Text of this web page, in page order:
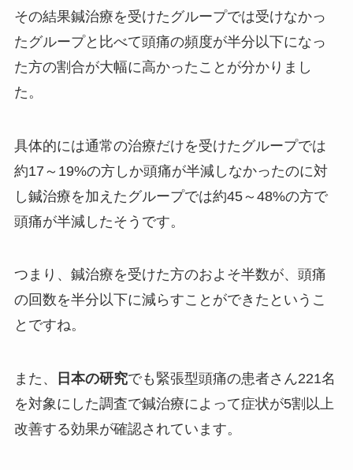
その結果鍼治療を受けたグループでは受けなかっ
たグループと比べて頭痛の頻度が半分以下になっ
た方の割合が大幅に高かったことが分かりまし
た。
具体的には通常の治療だけを受けたグループでは
約17～19%の方しか頭痛が半減しなかったのに対
し鍼治療を加えたグループでは約45～48%の方で
頭痛が半減したそうです。
つまり、鍼治療を受けた方のおよそ半数が、頭痛
の回数を半分以下に減らすことができたというこ
とですね。
また、 日本の研究でも緊張型頭痛の患者さん221名
を対象にした調査で鍼治療によって症状が5割以上
改善する効果が確認されています。